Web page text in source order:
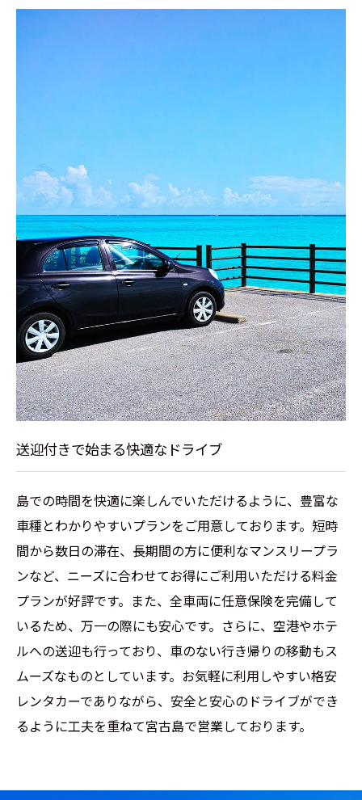
送迎付きで始まる快適なドライブ
島での時間を快適に楽しんでいただけるように、豊富な
車種とわかりやすいプランをご用意しております。短時
間から数日の滞在、長期間の方に便利なマンスリープラ
ンなど、ニーズに合わせてお得にご利用いただける料金
プランが好評です。また、全車両に任意保険を完備して
いるため、万一の際にも安心です。さらに、空港やホテ
ルへの送迎も行っており、車のない行き帰りの移動もス
ムーズなものとしています。お気軽に利用しやすい格安
レンタカーでありながら、安全と安心のドライブができ
るように工夫を重ねて宮古島で営業しております。
ご予約はこちら